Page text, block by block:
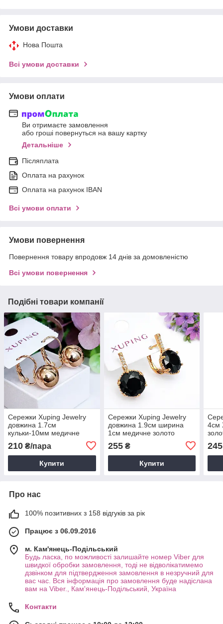
Умови доставки
Нова Пошта
Всі умови доставки
Умови оплати
Ви отримаєте замовлення
або гроші повернуться на вашу картку
Детальніше
Післяплата
Оплата на рахунок
Оплата на рахунок IBAN
Всі умови оплати
Умови повернення
Повернення товару впродовж 14 днів за домовленістю
Всі умови повернення
Подібні товари компанії
Сережки Xuping Jewelry
довжина 1.7см
кульки-10мм медичне
золото позолота 18К с994
210 ₴/пара
Купити
Сережки Xuping Jewelry
довжина 1.9см ширина
1см медичне золото
с1331
255₴
Купити
4см
245
Про нас
100% позитивних з 158 відгуків за рік
Працює з 06.09.2016
м. Кам'янець-Подільський
Будь ласка, по можливості залишайте номер Viber для
швидкої обробки замовлення, тоді не відволікатимемо
дзвінком для підтвердження замовлення в незручний для
вас час. Вся інформація про замовлення буде надіслана
вам на Viber., Кам'янець-Подільський, Україна
Контакти